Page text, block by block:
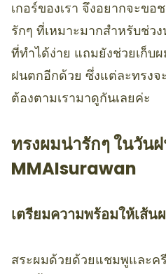
เกอร์ของเรา จึงอยากจะข
รักๆ ที่เหมาะมากสำหรับช่ว
ที่ทำได้ง่าย แถมยังช่วยเก็บ
ฝนตกอีกด้วย ซึ่งแต่ละทรง
ต้องตามเรามาดูกันเลยค่ะ
ทรงผมน่ารักๆ ในวัน
MMAIsurawan
เตรียมความพร้อมให้เส้น
สระผมด้วยด้วยแชมพูและค